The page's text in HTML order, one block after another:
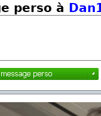
perso à